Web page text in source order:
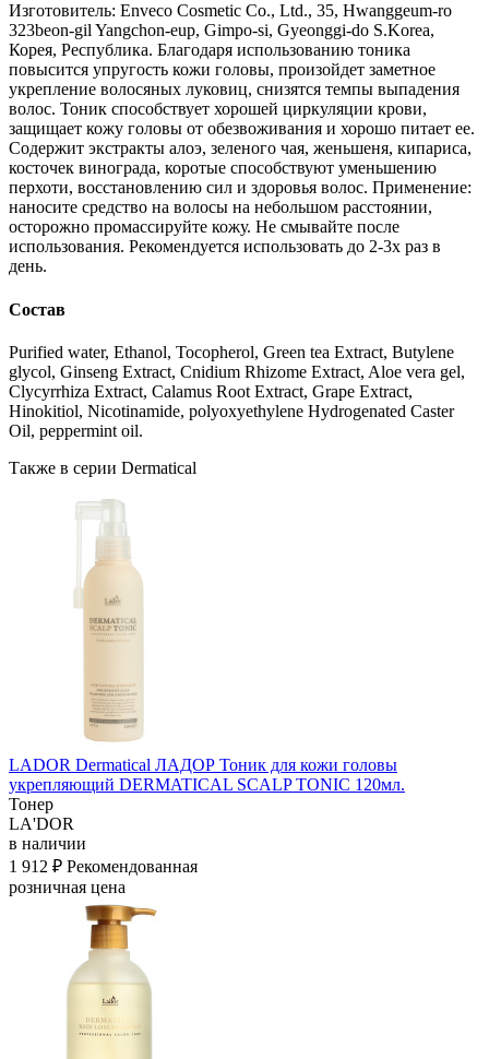
Изготовитель: Enveco Cosmetic Co., Ltd., 35, Hwanggeum-ro
323beon-gil Yangchon-eup, Gimpo-si, Gyeonggi-do S.Korea,
Корея, Республика. Благодаря использованию тоника
повысится упругость кожи головы, произойдет заметное
укрепление волосяных луковиц, снизятся темпы выпадения
волос. Тоник способствует хорошей циркуляции крови,
защищает кожу головы от обезвоживания и хорошо питает ее.
Содержит экстракты алоэ, зеленого чая, женьшеня, кипариса,
косточек винограда, коротые способствуют уменьшению
перхоти, восстановлению сил и здоровья волос. Применение:
наносите средство на волосы на небольшом расстоянии,
осторожно промассируйте кожу. Не смывайте после
использования. Рекомендуется использовать до 2-3х раз в
день.
Состав
Purified water, Ethanol, Tocopherol, Green tea Extract, Butylene
glycol, Ginseng Extract, Cnidium Rhizome Extract, Aloe vera gel,
Clycyrrhiza Extract, Calamus Root Extract, Grape Extract,
Hinokitiol, Nicotinamide, polyoxyethylene Hydrogenated Caster
Oil, peppermint oil.
Также в серии Dermatical
LADOR Dermatical ЛАДОР Тоник для кожи головы
укрепляющий DERMATICAL SCALP TONIC 120мл.
Тонер
LA'DOR
в наличии
1 912 ₽ Рекомендованная
розничная цена